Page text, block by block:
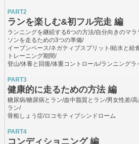
PART2
ランを楽しむ&初フル完走 編
ランニングを継続する6つの方法/自分向きのマ
ソンを走るための3つの準備/
イーブンペース/ネガティブスプリット/給水と給
トレーニング期間/
登山/休養と回復/体重コントロール/ランニング
PART3
健康的に走るための方法 編
糖尿病/糖尿病とラン/血中脂質とラン/男女性差/
ラン/
骨粗しょう症/ロコモティブシンドローム
PART4
コンディショニング 編